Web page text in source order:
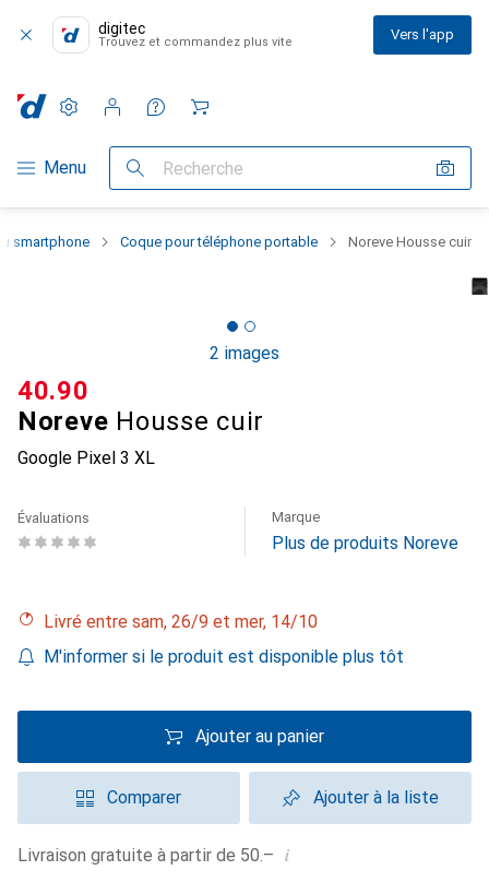
digitec
Trouvez et commandez plus vite Vers l'app
Navigation par catégorie
Menu Recherche
Paramètres
Compte client
Listes de comparaison
Listes d'envies
Panier
smartphone Coque pour téléphone portable Noreve Housse cuir
2 images
Noreve Housse cuir
Google Pixel 3 XL
CHF
40.90
Évaluations Marque
Plus de produits Noreve
Livré entre sam, 26/9 et mer, 14/10
M'informer si le produit est disponible plus tôt
Ajouter au panier
Comparer Ajouter à la liste
Livraison gratuite à partir de 50.– i